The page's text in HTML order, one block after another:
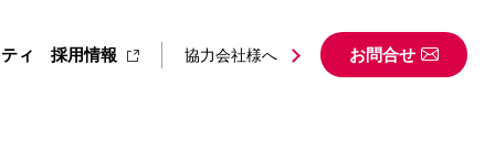
ィ 採用情報 協力会社様へ お問合せ